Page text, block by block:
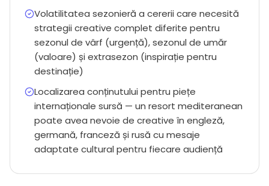
Volatilitatea sezonieră a cererii care necesită
strategii creative complet diferite pentru
sezonul de vârf (urgență), sezonul de umăr
(valoare) și extrasezon (inspirație pentru
destinație)
Localizarea conținutului pentru piețe
internaționale sursă — un resort mediteranean
poate avea nevoie de creative în engleză,
germană, franceză și rusă cu mesaje
adaptate cultural pentru fiecare audiență